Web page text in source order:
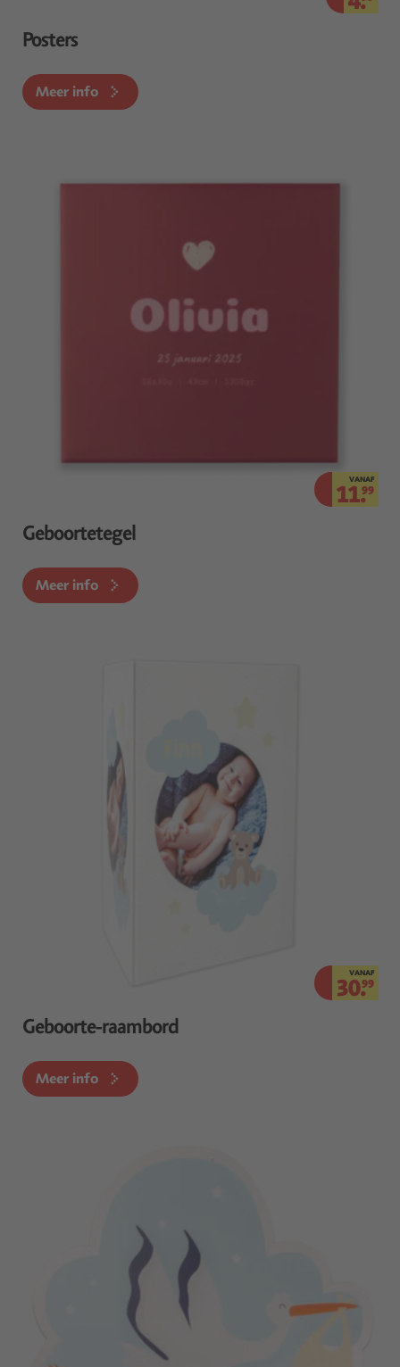
Posters
Meer info
VANAF
11.99
Geboortetegel
Meer info
VANAF
30.99
Geboorte-raambord
Meer info